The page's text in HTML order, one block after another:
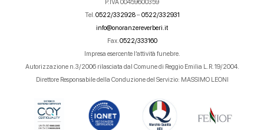
P.IVA 00459600359
Tel. 0522/332928–0522/332931
info@onoranzereverberi.it
Fax. 0522/333160
Impresa esercente l’attività funebre.
Autorizzazione n.3/2006 rilasciata dal Comune di Reggio Emilia L.R. 19/2004.
Direttore Responsabile della Conduzione del Servizio: MASSIMO LEONI